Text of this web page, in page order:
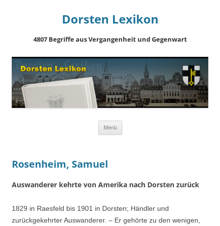
Dorsten Lexikon
4807 Begriffe aus Vergangenheit und Gegenwart
Menü
Rosenheim, Samuel
Auswanderer kehrte von Amerika nach Dorsten zurück
1829 in Raesfeld bis 1901 in Dorsten; Händler und
zurückgekehrter Auswanderer. – Er gehörte zu den wenigen,